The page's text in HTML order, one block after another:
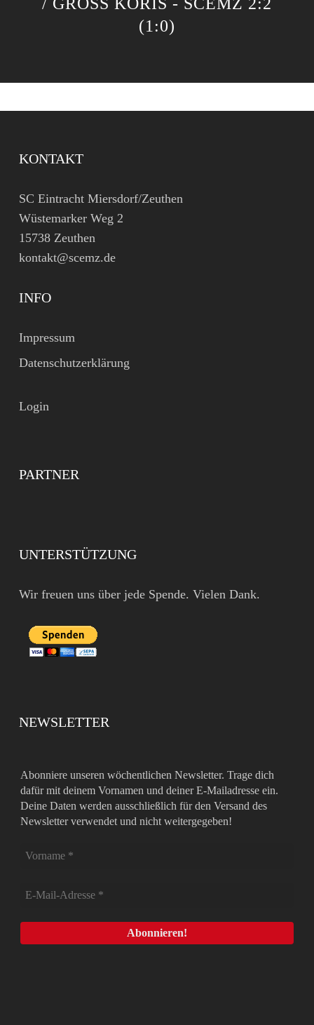
1:0)
KONTAKT
SC Eintracht Miersdorf/Zeuthen
Wüstemarker Weg 2
15738 Zeuthen
kontakt@scemz.de
INFO
Impressum
Datenschutzerklärung
Login
PARTNER
UNTERSTÜTZUNG
Wir freuen uns über jede Spende. Vielen Dank.
NEWSLETTER
Abonniere unseren wöchentlichen Newsletter. Trage dich
dafür mit deinem Vornamen und deiner E-Mailadresse ein.
Deine Daten werden ausschließlich für den Versand des
Newsletter verwendet und nicht weitergegeben!